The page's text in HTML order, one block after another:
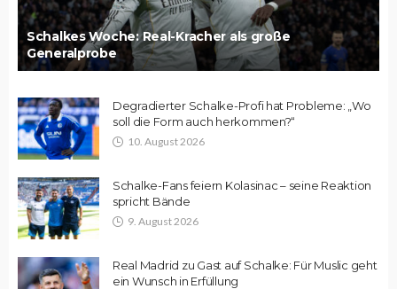
Schalkes Woche: Real-Kracher als große
Generalprobe
Degradierter Schalke-Profi hat Probleme: „Wo
soll die Form auch herkommen?“
10. August 2026
Schalke-Fans feiern Kolasinac – seine Reaktion
spricht Bände
9. August 2026
Real Madrid zu Gast auf Schalke: Für Muslic geht
ein Wunsch in Erfüllung